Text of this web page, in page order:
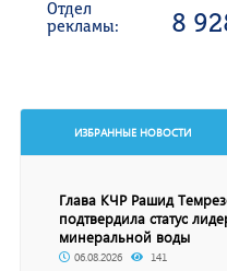
Отдел
рекламы:
8
ИЗБРАННЫЕ НОВОСТИ
Глава КЧР Рашид
подтвердила статус
минеральной воды
06.08.2026 141